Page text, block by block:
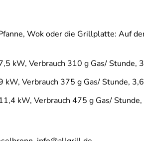
Wok oder die Grillplatte: Auf
kW, Verbrauch 310 g Gas/ Stunde,
Verbrauch 375 g Gas/ Stunde,
kW, Verbrauch 475 g Gas/